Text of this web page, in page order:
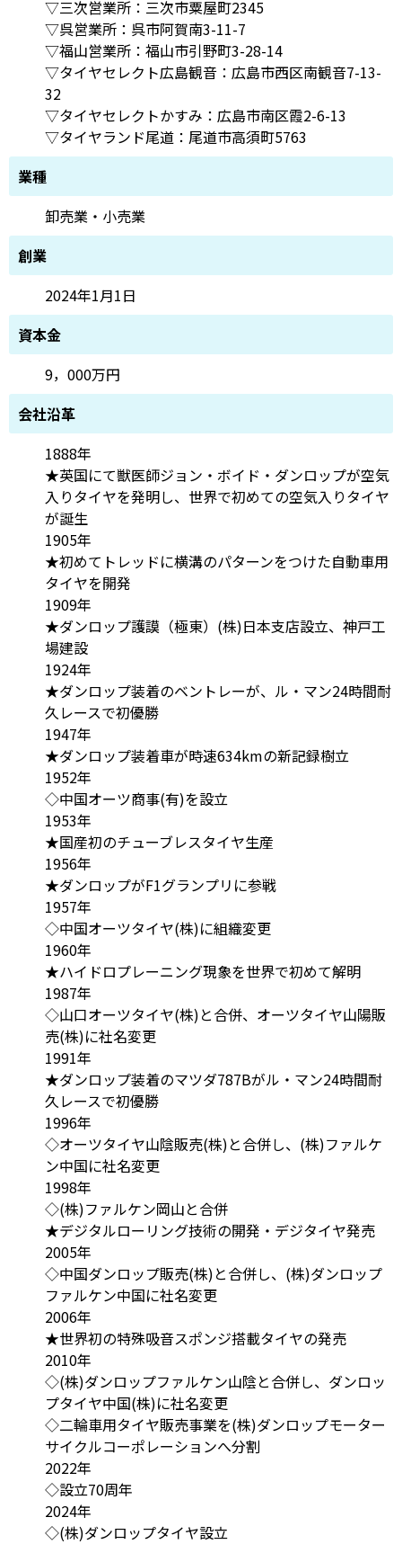
▽三次営業所：三次市粟屋町2345
▽呉営業所：呉市阿賀南3-11-7
▽福山営業所：福山市引野町3-28-14
▽タイヤセレクト広島観音：広島市西区南観音7-13-
32
▽タイヤセレクトかすみ：広島市南区霞2-6-13
▽タイヤランド尾道：尾道市高須町5763
業種
卸売業・小売業
創業
2024年1月1日
資本金
9，000万円
会社沿革
1888年
★英国にて獣医師ジョン・ボイド・ダンロップが空気
入りタイヤを発明し、世界で初めての空気入りタイヤ
が誕生
1905年
★初めてトレッドに横溝のパターンをつけた自動車用
タイヤを開発
1909年
★ダンロップ護謨（極東）(株)日本支店設立、神戸工
場建設
1924年
★ダンロップ装着のベントレーが、ル・マン24時間耐
久レースで初優勝
1947年
★ダンロップ装着車が時速634kmの新記録樹立
1952年
◇中国オーツ商事(有)を設立
1953年
★国産初のチューブレスタイヤ生産
1956年
★ダンロップがF1グランプリに参戦
1957年
◇中国オーツタイヤ(株)に組織変更
1960年
★ハイドロプレーニング現象を世界で初めて解明
1987年
◇山口オーツタイヤ(株)と合併、オーツタイヤ山陽販
売(株)に社名変更
1991年
★ダンロップ装着のマツダ787Bがル・マン24時間耐
久レースで初優勝
1996年
◇オーツタイヤ山陰販売(株)と合併し、(株)ファルケ
ン中国に社名変更
1998年
◇(株)ファルケン岡山と合併
★デジタルローリング技術の開発・デジタイヤ発売
2005年
◇中国ダンロップ販売(株)と合併し、(株)ダンロップ
ファルケン中国に社名変更
2006年
★世界初の特殊吸音スポンジ搭載タイヤの発売
2010年
◇(株)ダンロップファルケン山陰と合併し、ダンロッ
プタイヤ中国(株)に社名変更
◇二輪車用タイヤ販売事業を(株)ダンロップモーター
サイクルコーポレーションへ分割
2022年
◇設立70周年
2024年
◇(株)ダンロップタイヤ設立